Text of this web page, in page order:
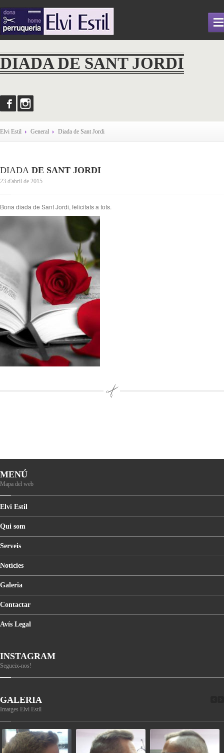
QUI SOM
NOTÍCIES
DIADA DE SANT JORDI
Elvi Estil General Diada de Sant Jordi
DIADA DE SANT JORDI
23 d'abril de 2015
Bona diada de Sant Jordi, felicitats a tots.
MENÚ
Mapa del web
Elvi Estil
Qui som
Serveis
Notícies
Galeria
Contactar
Avís Legal
INSTAGRAM
Segueix-nos!
GALERIA
Imatges Elvi Estil